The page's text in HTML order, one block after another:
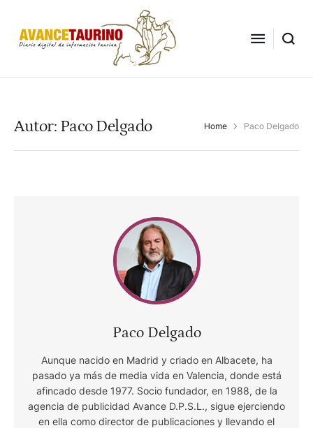
Autor: Paco Delgado Home Paco Delgado
Paco Delgado
Aunque nacido en Madrid y criado en Albacete, ha
pasado ya más de media vida en Valencia, donde está
afincado desde 1977. Socio fundador, en 1988, de la
agencia de publicidad Avance D.P.S.L., sigue ejerciendo
en ella como director de publicaciones y llevando el